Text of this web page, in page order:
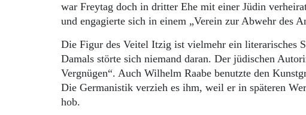
war Freytag doch in dritter Ehe mit einer Jüdin
und engagierte sich in einem „Verein zur Abwehr des
Die Figur des Veitel Itzig ist vielmehr ein literarisches
Damals störte sich niemand daran. Der jüdischen
Vergnügen“. Auch Wilhelm Raabe benutzte den
Die Germanistik verzieh es ihm, weil er in späteren
hob.